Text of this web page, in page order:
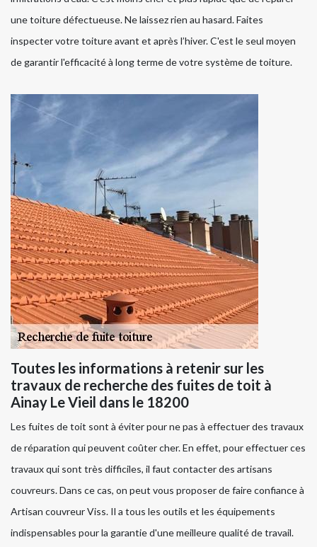
une toiture défectueuse. Ne laissez rien au hasard. Faites
inspecter votre toiture avant et après l’hiver. C'est le seul moyen
de garantir l'efficacité à long terme de votre système de toiture.
Toutes les informations à retenir sur les
travaux de recherche des fuites de toit à
Ainay Le Vieil dans le 18200
Les fuites de toit sont à éviter pour ne pas à effectuer des travaux
de réparation qui peuvent coûter cher. En effet, pour effectuer ces
travaux qui sont très difficiles, il faut contacter des artisans
couvreurs. Dans ce cas, on peut vous proposer de faire confiance à
Artisan couvreur Viss. Il a tous les outils et les équipements
indispensables pour la garantie d'une meilleure qualité de travail.